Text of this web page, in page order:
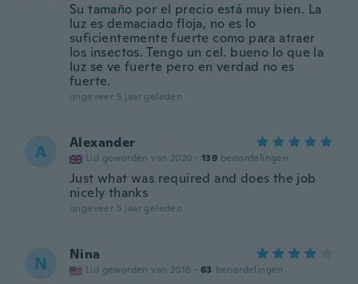
Su tamaño por el precio está muy bien. La
luz es demaciado floja, no es lo
suficientemente fuerte como para atraer
los insectos. Tengo un cel. bueno lo que la
luz se ve fuerte pero en verdad no es
fuerte.
ongeveer 5 jaar geleden
A Alexander
Lid geworden van 2020 · 139 beoordelingen
Just what was required and does the job
nicely thanks
ongeveer 5 jaar geleden
N Nina
Lid geworden van 2016 · 63 beoordelingen